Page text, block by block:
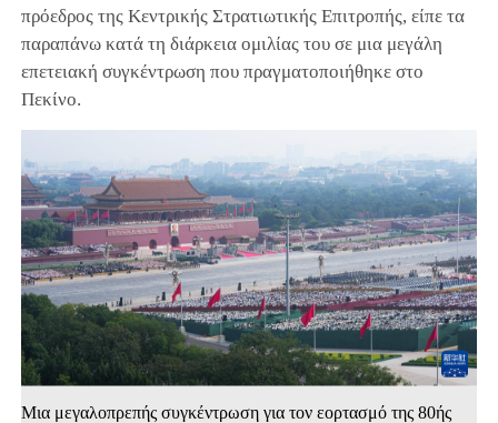
πρόεδρος της Κεντρικής Στρατιωτικής Επιτροπής, είπε τα
παραπάνω κατά τη διάρκεια ομιλίας του σε μια μεγάλη
επετειακή συγκέντρωση που πραγματοποιήθηκε στο
Πεκίνο.
Μια μεγαλοπρεπής συγκέντρωση για τον εορτασμό της 80ής